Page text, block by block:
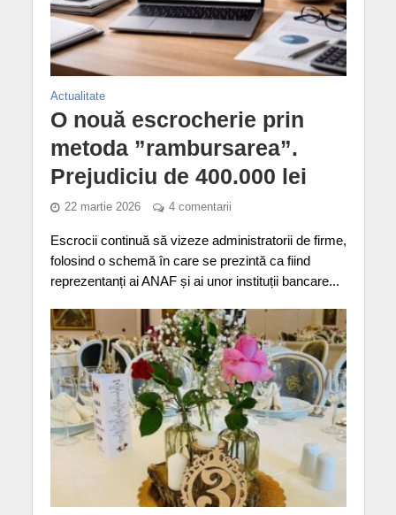
Actualitate
O nouă escrocherie prin
metoda ”rambursarea”.
Prejudiciu de 400.000 lei
22 martie 2026 4 comentarii
Escrocii continuă să vizeze administratorii de firme,
folosind o schemă în care se prezintă ca fiind
reprezentanți ai ANAF și ai unor instituții bancare...